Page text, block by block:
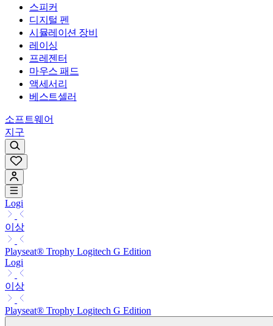
스피커
디지털 펜
시뮬레이션 장비
레이싱
프레젠터
마우스 패드
액세서리
베스트셀러
소프트웨어
지구
Logi
이상
Playseat® Trophy Logitech G Edition
Logi
이상
Playseat® Trophy Logitech G Edition